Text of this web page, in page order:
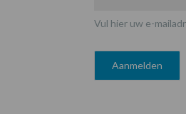
Vul hier uw e-